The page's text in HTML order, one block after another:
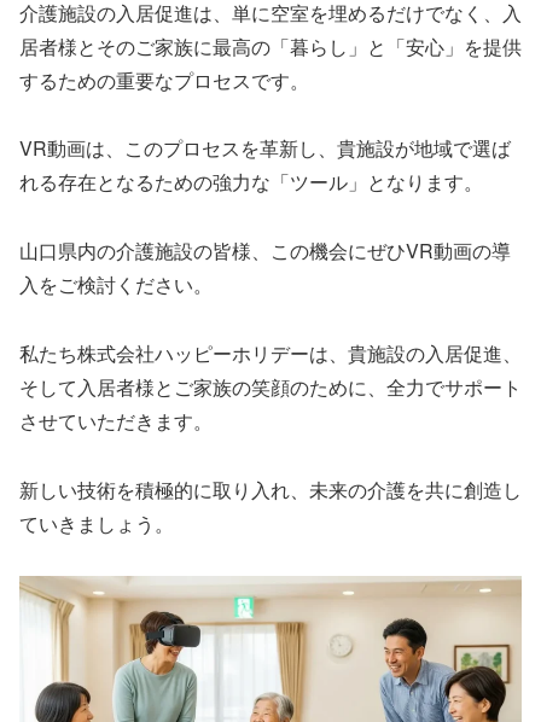
介護施設の入居促進は、単に空室を埋めるだけでなく、入
居者様とそのご家族に最高の「暮らし」と「安心」を提供
するための重要なプロセスです。
VR動画は、このプロセスを革新し、貴施設が地域で選ば
れる存在となるための強力な「ツール」となります。
山口県内の介護施設の皆様、この機会にぜひVR動画の導
入をご検討ください。
私たち株式会社ハッピーホリデーは、貴施設の入居促進、
そして入居者様とご家族の笑顔のために、全力でサポート
させていただきます。
新しい技術を積極的に取り入れ、未来の介護を共に創造し
ていきましょう。